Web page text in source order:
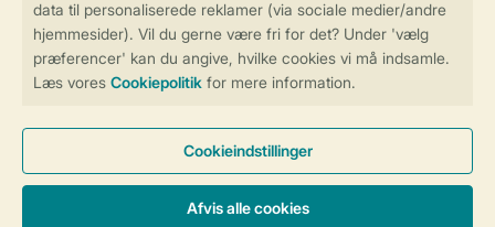
Få en personligt tilpasset oplevelse
på Landal.dk